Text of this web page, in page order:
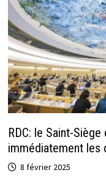
RDC: le Saint-
immédiatement les
8 février 2025